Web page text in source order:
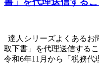
達人シリーズよくあるお
取下書」を代理送信する
令和6年11月から「税務代